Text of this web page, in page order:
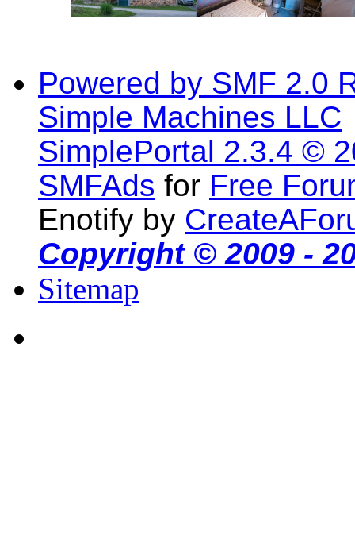
Powered by SMF 2.0
Simple Machines LLC
SimplePortal 2.3.4 ©
SMFAds for Free
Enotify by
Copyright © 2009 -
Sitemap